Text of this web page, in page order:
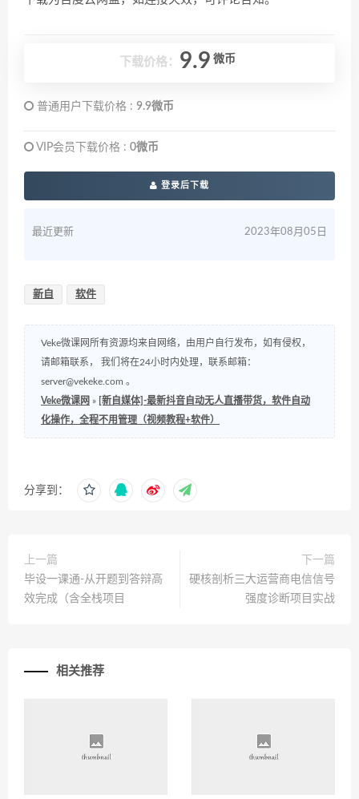
下载价格： 9.9 微币
普通用户下载价格 : 9.9微币
VIP会员下载价格 : 0微币
登录后下载
最近更新 2023年08月05日
新自 软件
Veke微课网所有资源均来自网络，由用户自行发布，如有侵权，
请邮箱联系， 我们将在24小时内处理，联系邮箱：
server@vekeke.com 。
Veke微课网 » [新自媒体]-最新抖音自动无人直播带货，软件自动
化操作，全程不用管理（视频教程+软件）
分享到：
上一篇
毕设一课通-从开题到答辩高
效完成（含全栈项目
下一篇
硬核剖析三大运营商电信信号
强度诊断项目实战
相关推荐